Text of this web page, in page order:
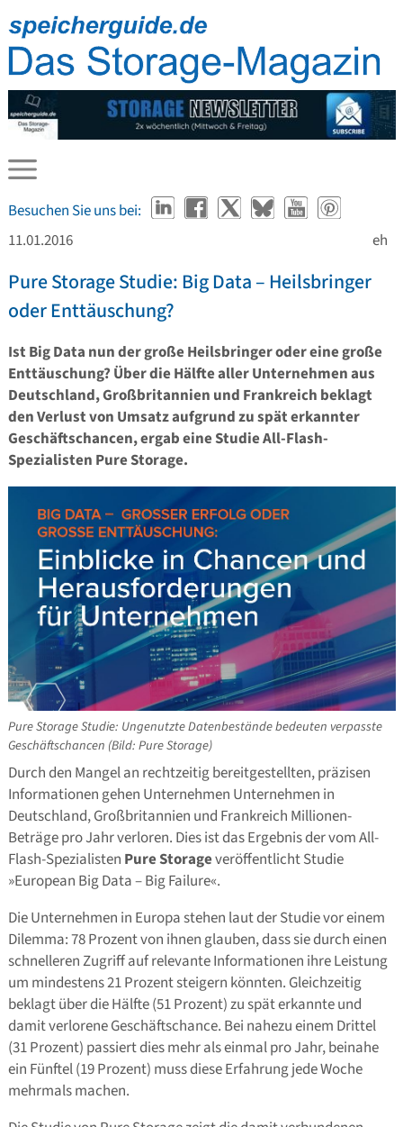
Besuchen Sie uns bei:
11.01.2016
eh
Pure Storage Studie: Big Data – Heilsbringer
oder Enttäuschung?
Ist Big Data nun der große Heilsbringer oder eine große
Enttäuschung? Über die Hälfte aller Unternehmen aus
Deutschland, Großbritannien und Frankreich beklagt
den Verlust von Umsatz aufgrund zu spät erkannter
Geschäftschancen, ergab eine Studie All-Flash-
Spezialisten Pure Storage.
Pure Storage Studie: Ungenutzte Datenbestände bedeuten verpasste
Geschäftschancen (Bild: Pure Storage)
Durch den Mangel an rechtzeitig bereitgestellten, präzisen
Informationen gehen Unternehmen Unternehmen in
Deutschland, Großbritannien und Frankreich Millionen-
Beträge pro Jahr verloren. Dies ist das Ergebnis der vom All-
Flash-Spezialisten Pure Storageveröffentlicht Studie
»European Big Data – Big Failure«.
Die Unternehmen in Europa stehen laut der Studie vor einem
Dilemma: 78 Prozent von ihnen glauben, dass sie durch einen
schnelleren Zugriff auf relevante Informationen ihre Leistung
um mindestens 21 Prozent steigern könnten. Gleichzeitig
beklagt über die Hälfte (51 Prozent) zu spät erkannte und
damit verlorene Geschäftschance. Bei nahezu einem Drittel
(31 Prozent) passiert dies mehr als einmal pro Jahr, beinahe
ein Fünftel (19 Prozent) muss diese Erfahrung jede Woche
mehrmals machen.